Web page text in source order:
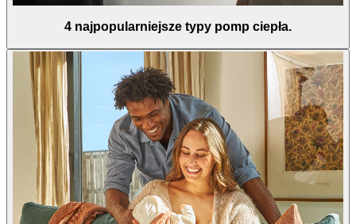
4 najpopularniejsze typy pomp ciepła.